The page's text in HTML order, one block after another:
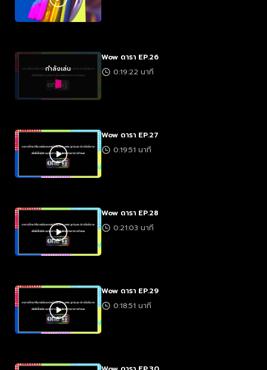
กำลังเล่น
Wow ดารา EP.26
0:19:22 นาที
Wow ดารา EP.27
0:19:51 นาที
Wow ดารา EP.28
0:21:03 นาที
Wow ดารา EP.29
0:18:51 นาที